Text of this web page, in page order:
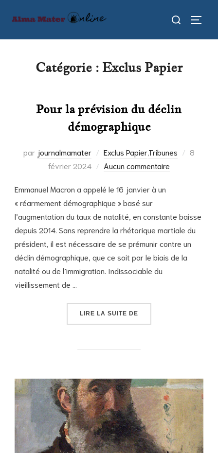
Rechercher :
Catégorie : Exclus Papier
Pour la prévision du déclin
démographique
par journalmamater Exclus PapierTribunes
Publié
8
février 2024
Aucun commentaire
Emmanuel Macron a appelé le 16 janvier à un
« réarmement démographique » basé sur
l’augmentation du taux de natalité, en constante baisse
depuis 2014. Sans reprendre la rhétorique martiale du
président, il est nécessaire de se prémunir contre un
déclin démographique, que ce soit par le biais de la
natalité ou de l’immigration. Indissociable du
vieillissement de …
LIRE LA SUITE DE